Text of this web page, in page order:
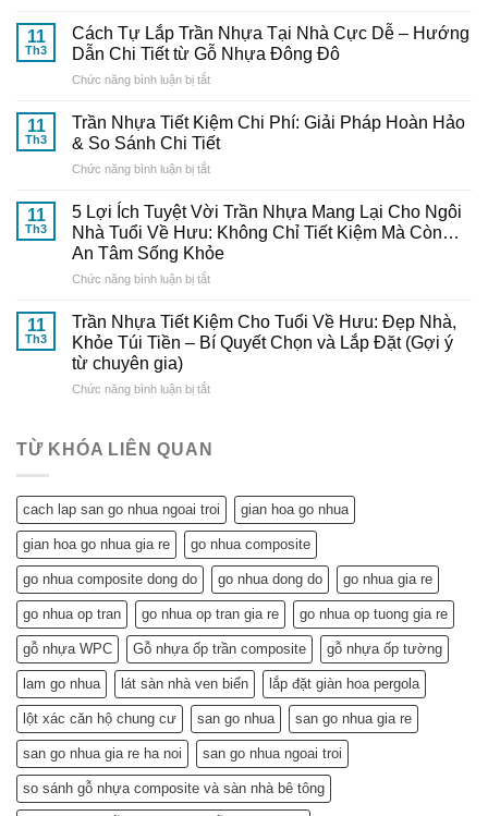
Nhựa
Thông
Bí
Từ
Chuyên
Đến
Gỗ
Nhựa
Đông
Mẫu
Trần
Nhựa
Đẹp,
Nhã
–
Tầm
Mỹ
Cho
Ngôi
Tuổi
Hưu
11
Th3
Cách Tự Lắp Trần Nhựa Tại Nhà Cực Dễ – Hướng
Dẫn Chi Tiết từ Gỗ Nhựa Đông Đô
Chức năng bình luận bị tắtở
Tự
Lắp
Trần
Nhựa
Nhà
Cực
Dễ
–
Hướng
Chi
Tiết
Nhựa
11
Th3
Trần Nhựa Tiết Kiệm Chi Phí: Giải Pháp Hoàn Hảo
& So Sánh Chi Tiết
Chức năng bình luận bị tắtở
Nhựa
Tiết
Kiệm
Chi
Phí:
Pháp
Hoàn
Hảo
So
Tiết
11
Th3
5 Lợi Ích Tuyệt Vời Trần Nhựa Mang Lại Cho Ngôi
Nhà Tuổi Về Hưu: Không Chỉ Tiết Kiệm Mà Còn…
An Tâm Sống Khỏe
Chức năng bình luận bị tắtở
Lợi
Ích
Tuyệt
Trần
Lại
Nhà
Tuổi
Về
Hưu:
Không
Chỉ
Tiết
Kiệm
Mà
Còn…
An
Tâm
Sống
Khỏe
11
Th3
Trần Nhựa Tiết Kiệm Cho Tuổi Về Hưu: Đẹp Nhà,
Khỏe Túi Tiền – Bí Quyết Chọn và Lắp Đặt (Gợi ý
từ chuyên gia)
Chức năng bình luận bị tắtở
Tiết
Tuổi
Về
Hưu:
Nhà,
Khỏe
Túi
Tiền
–
Bí
Quyết
Chọn
và
Lắp
Đặt
(Gợi
ý
từ
TỪ KHÓA LIÊN QUAN
cach lap san go nhua ngoai troi gian hoa go nhua
gian hoa go nhua gia re go nhua composite
go nhua composite dong do go nhua dong do go nhua gia re
go nhua op tran go nhua op tran gia re go nhua op tuong gia re
gỗ nhựa WPC Gỗ nhựa ốp trần composite gỗ nhựa ốp tường
lam go nhua lát sàn nhà ven biển lắp đặt giàn hoa pergola
lột xác căn hộ chung cư san go nhua san go nhua gia re
san go nhua gia re ha noi san go nhua ngoai troi
so sánh gỗ nhựa composite và sàn nhà bê tông